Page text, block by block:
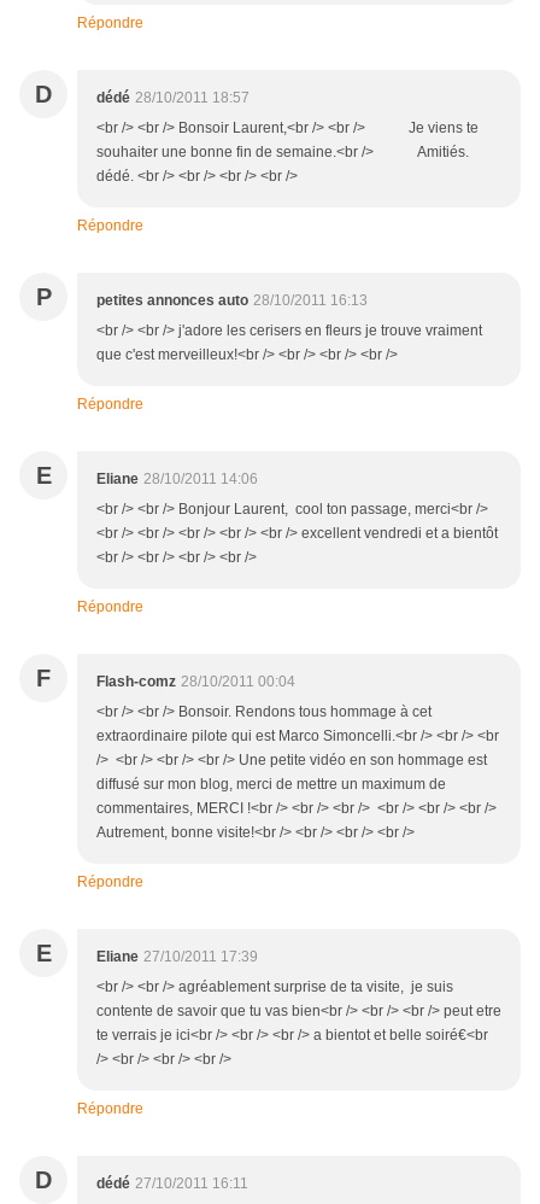
Répondre
D dédé 28/10/2011 18:57
<br /> <br /> Bonsoir Laurent,<br /> <br /> Je viens te
souhaiter une bonne fin de semaine.<br /> Amitiés.
dédé. <br /> <br /> <br /> <br />
Répondre
P petites annonces auto 28/10/2011 16:13
<br /> <br /> j'adore les cerisers en fleurs je trouve vraiment
que c'est merveilleux!<br /> <br /> <br /> <br />
Répondre
E Eliane 28/10/2011 14:06
<br /> <br /> Bonjour Laurent, cool ton passage, merci<br />
<br /> <br /> <br /> <br /> <br /> excellent vendredi et a bientôt
<br /> <br /> <br /> <br />
Répondre
F Flash-comz 28/10/2011 00:04
<br /> <br /> Bonsoir. Rendons tous hommage à cet
extraordinaire pilote qui est Marco Simoncelli.<br /> <br /> <br
/> <br /> <br /> <br /> Une petite vidéo en son hommage est
diffusé sur mon blog, merci de mettre un maximum de
commentaires, MERCI !<br /> <br /> <br /> <br /> <br /> <br />
Autrement, bonne visite!<br /> <br /> <br /> <br />
Répondre
E Eliane 27/10/2011 17:39
<br /> <br /> agréablement surprise de ta visite, je suis
contente de savoir que tu vas bien<br /> <br /> <br /> peut etre
te verrais je ici<br /> <br /> <br /> a bientot et belle soiré€<br
/> <br /> <br /> <br />
Répondre
D dédé 27/10/2011 16:11